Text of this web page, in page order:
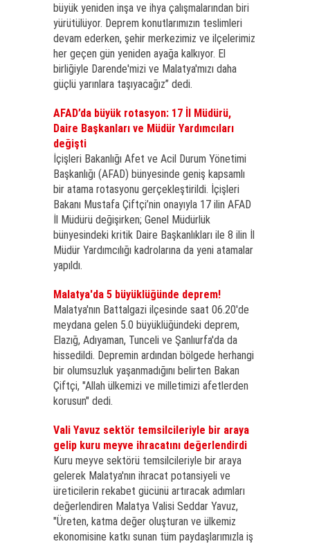
büyük yeniden inşa ve ihya çalışmalarından biri
yürütülüyor. Deprem konutlarımızın teslimleri
devam ederken, şehir merkezimiz ve ilçelerimiz
her geçen gün yeniden ayağa kalkıyor. El
birliğiyle Darende'mizi ve Malatya'mızı daha
güçlü yarınlara taşıyacağız” dedi.
AFAD’da büyük rotasyon: 17 İl Müdürü,
Daire Başkanları ve Müdür Yardımcıları
değişti
İçişleri Bakanlığı Afet ve Acil Durum Yönetimi
Başkanlığı (AFAD) bünyesinde geniş kapsamlı
bir atama rotasyonu gerçekleştirildi. İçişleri
Bakanı Mustafa Çiftçi’nin onayıyla 17 ilin AFAD
İl Müdürü değişirken; Genel Müdürlük
bünyesindeki kritik Daire Başkanlıkları ile 8 ilin İl
Müdür Yardımcılığı kadrolarına da yeni atamalar
yapıldı.
Malatya'da 5 büyüklüğünde deprem!
Malatya'nın Battalgazi ilçesinde saat 06.20'de
meydana gelen 5.0 büyüklüğündeki deprem,
Elazığ, Adıyaman, Tunceli ve Şanlıurfa'da da
hissedildi. Depremin ardından bölgede herhangi
bir olumsuzluk yaşanmadığını belirten Bakan
Çiftçi, "Allah ülkemizi ve milletimizi afetlerden
korusun" dedi.
Vali Yavuz sektör temsilcileriyle bir araya
gelip kuru meyve ihracatını değerlendirdi
Kuru meyve sektörü temsilcileriyle bir araya
gelerek Malatya'nın ihracat potansiyeli ve
üreticilerin rekabet gücünü artıracak adımları
değerlendiren Malatya Valisi Seddar Yavuz,
"Üreten, katma değer oluşturan ve ülkemiz
ekonomisine katkı sunan tüm paydaşlarımızla iş